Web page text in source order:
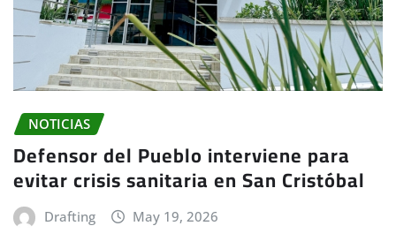
NOTICIAS
Defensor del Pueblo interviene para
evitar crisis sanitaria en San Cristóbal
Drafting May 19, 2026